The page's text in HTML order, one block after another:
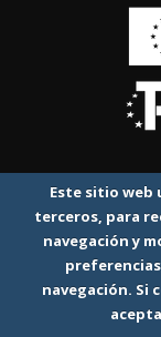
Este sitio
terceros, para
navegación y
navegación. Si